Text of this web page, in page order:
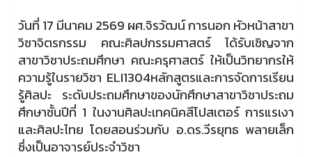
วันที่ 17 มีนาคม 2569 ผศ.จิรวัฒน์ การนอก หัวหน้าสาขา
วิชาจิตรกรรม คณะศิลปกรรมศาสตร์ ได้รับเชิญจาก
สาขาวิชาประถมศึกษา คณะครุศาสตร์ ให้เป็นวิทยากรให้
ความรู้ในรายวิชา ELI1304หลักสูตรและการจัดการเรียน
รู้ศิลปะ ระดับประถมศึกษาของนักศึกษาสาขาวิชาประถม
ศึกษาชั้นปีที่ 1 ในงานศิลปะเทคนิคสีโปสเตอร์ การแรเงา
และศิลปะไทย โดยสอนร่วมกับ อ.ดร.วีรยุทธ พลายเล็ก
ซึ่งเป็นอาจารย์ประจำวิชา